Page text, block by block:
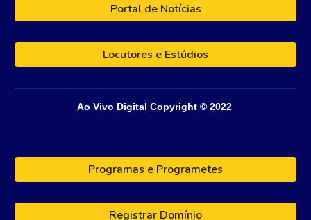
Portal de Notícias
Locutores e Estúdios
Ao Vivo Digital Copyright © 2022
Programas e Programetes
Registrar Domínio